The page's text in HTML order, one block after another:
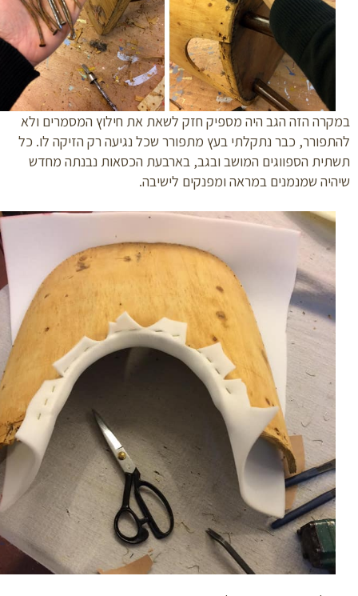
הזה הגב היה מספיק חזק לשאת את חילוץ המסמרים ולא
כבר נתקלתי בעץ מתפורר שכל נגיעה רק הזיקה לו. כל
הספווגים המושב ובגב, בארבעת הכסאות נבנתה מחדש
שמנמנים במראה ומפנקים לישיבה.